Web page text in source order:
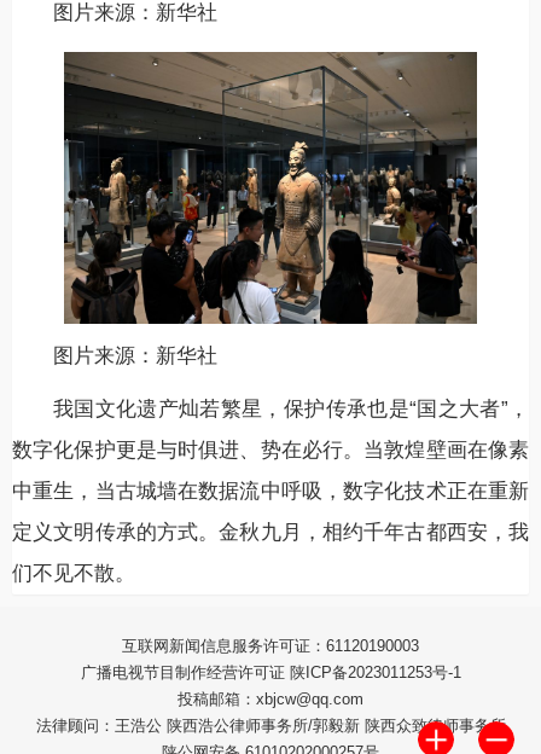
图片来源：新华社
图片来源：新华社
我国文化遗产灿若繁星，保护传承也是“国之大者”，
数字化保护更是与时俱进、势在必行。当敦煌壁画在像素
中重生，当古城墙在数据流中呼吸，数字化技术正在重新
定义文明传承的方式。金秋九月，相约千年古都西安，我
们不见不散。
互联网新闻信息服务许可证：61120190003
广播电视节目制作经营许可证 陕ICP备2023011253号-1
投稿邮箱：xbjcw@qq.com
法律顾问：王浩公 陕西浩公律师事务所/郭毅新 陕西众致律师事务所